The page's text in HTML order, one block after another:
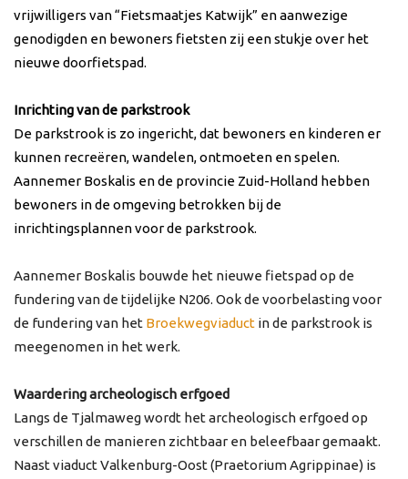
vrijwilligers van “Fietsmaatjes Katwijk” en aanwezige
genodigden en bewoners fietsten zij een stukje over het
nieuwe doorfietspad.
Inrichting van de parkstrook
De parkstrook is zo ingericht, dat bewoners en kinderen er
kunnen recreëren, wandelen, ontmoeten en spelen.
Aannemer Boskalis en de provincie Zuid-Holland hebben
bewoners in de omgeving betrokken bij de
inrichtingsplannen voor de parkstrook.
Aannemer Boskalis bouwde het nieuwe fietspad op de
fundering van de tijdelijke N206. Ook de voorbelasting voor
de fundering van het Broekwegviaduct in de parkstrook is
meegenomen in het werk.
Waardering archeologisch erfgoed
Langs de Tjalmaweg wordt het archeologisch erfgoed op
verschillen de manieren zichtbaar en beleefbaar gemaakt.
Naast viaduct Valkenburg-Oost (Praetorium Agrippinae) is